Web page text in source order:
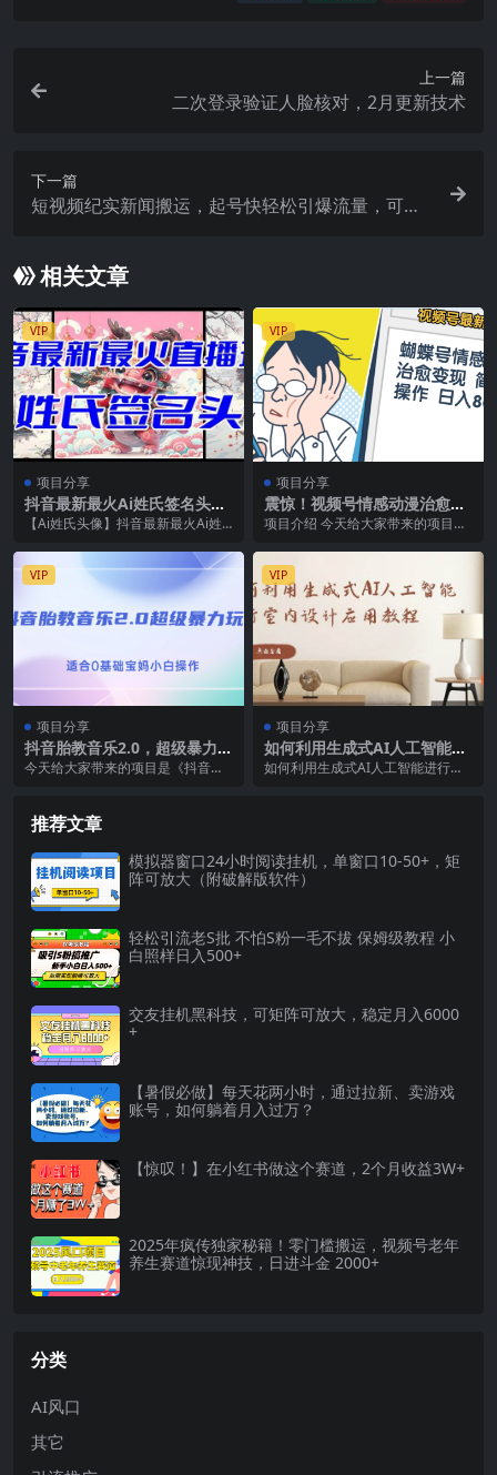
上一篇
二次登录验证人脸核对，2月更新技术
下一篇
短视频纪实新闻搬运，起号快轻松引爆流量，可接
相关文章
VIP
项目分享
抖音最新最火Ai姓氏签名头像
直播玩法（含开播视频教程 头
【Ai姓氏头像】抖音最新最火Ai姓
教程 头像AI自...
VIP
项目分享
震惊！视频号情感动漫治愈变
现 简单易操作 日入800+，这
项目介绍 今天给大家带来的项目：
操作 日入800...
VIP
项目分享
抖音胎教音乐2.0，超级暴力变
现玩法，日入500+，适合0基
今天给大家带来的项目是《抖音胎
VIP
项目分享
如何利用生成式AI人工智能进
行室内设计应用教程（22节
如何利用生成式AI人工智能进行室
推荐文章
模拟器窗口24小时阅读挂机，单窗口10-50+，矩
阵可放大（附破解版软件）
轻松引流老S批 不怕S粉一毛不拔 保姆级教程 小
白照样日入500+
交友挂机黑科技，可矩阵可放大，稳定月入6000
+
【暑假必做】每天花两小时，通过拉新、卖游戏
账号，如何躺着月入过万？
【惊叹！】在小红书做这个赛道，2个月收益3W+
2025年疯传独家秘籍！零门槛搬运，视频号老年
养生赛道惊现神技，日进斗金 2000+
分类
AI风口
其它